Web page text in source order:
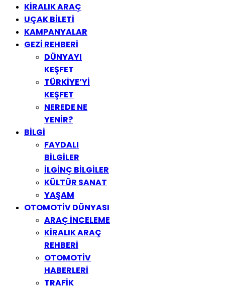
KİRALIK ARAÇ
UÇAK BİLETİ
KAMPANYALAR
GEZİ REHBERİ
DÜNYAYI
KEŞFET
TÜRKİYE’Yİ
KEŞFET
NEREDE NE
YENİR?
BİLGİ
FAYDALI
BİLGİLER
İLGİNÇ BİLGİLER
KÜLTÜR SANAT
YAŞAM
OTOMOTİV DÜNYASI
ARAÇ İNCELEME
KİRALIK ARAÇ
REHBERİ
OTOMOTİV
HABERLERİ
TRAFİK